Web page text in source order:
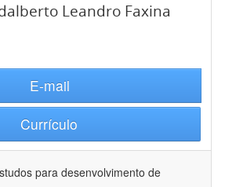
Leandro Faxina
E-mail
Currículo
para desenvolvimento de